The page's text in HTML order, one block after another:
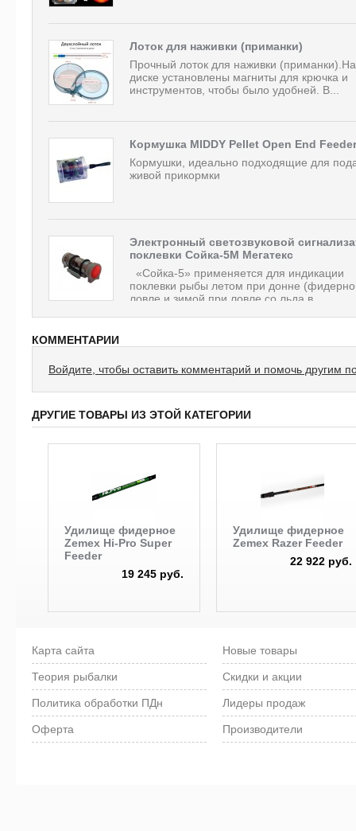
Лоток для наживки (приманки)
Прочный лоток для наживки (приманки).На
диске установлены магниты для крючка и
инструментов, чтобы было удобней. В...
Кормушка MIDDY Pellet Open End Feeder
Кормушки, идеально подходящие для
живой прикормки
Электронный светозвуковой
поклевки Сойка-5М Мегатекс
«Сойка-5» применяется для индикации
поклевки рыбы летом при донне
ловле и зимой при ловле со льда в...
КОММЕНТАРИИ
Войдите, чтобы оставить комментарий и помочь другим
ДРУГИЕ ТОВАРЫ ИЗ ЭТОЙ КАТЕГОРИИ
Удилище фидерное
Zemex Hi-Pro Super
Feeder
19 245 руб.
Удилище фидерное
Zemex Razer Feeder
22 922 руб.
Карта сайта
Теория рыбалки
Политика обработки ПДн
Оферта
Новые товары
Скидки и акции
Лидеры продаж
Производители